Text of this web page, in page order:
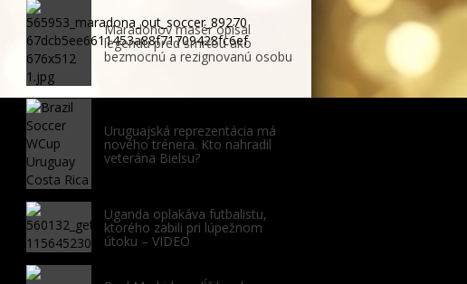
Maradonov masér opísal
legendu pred smrťou ako
bezmocnú a rezignovanú osobu
Uruguajská reprezentácia má
nového trénera. Kto nahradil
veterána Bielsu?
Uganda oplakáva futbalistu,
ktorého zabili pri lúpežnom
útoku – VIDEO